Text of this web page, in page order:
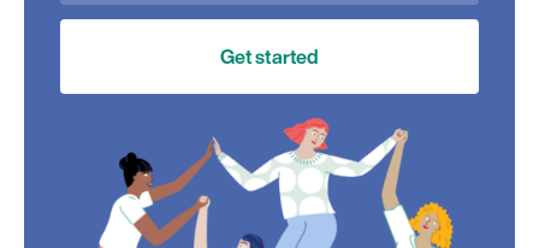
Get started